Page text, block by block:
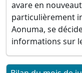
avare en
particulièrement
Aonuma, se
informations sur